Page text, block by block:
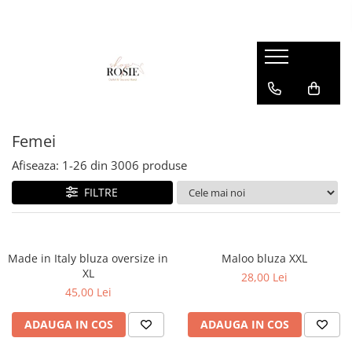
Femei
Genti
Blugi
Bluze/Topuri
Colanti
Costume de baie
Fuste
Geci
Copii
Bluze
Camasi
Geci
Hanorace
Pantaloni scurti
Sacouri si Costume
Bluze
body
Camasi
Geci
Incaltaminte
Pulovere
Femei
Afiseaza: 1-26 din 3006 produse
FILTRE
Made in Italy bluza oversize in
XL
45,00 Lei
ADAUGA IN COS
Maloo bluza XXL
28,00 Lei
ADAUGA IN COS